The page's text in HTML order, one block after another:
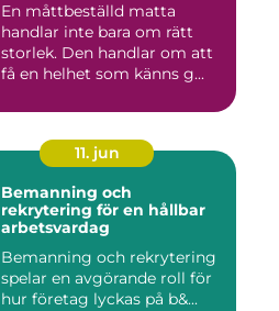
En måttbeställd matta
handlar inte bara om rätt
storlek. Den handlar om att
få en helhet som känns g...
11. jun
Bemanning och
rekrytering för en hållbar
arbetsvardag
Bemanning och rekrytering
spelar en avgörande roll för
hur företag lyckas på b&...